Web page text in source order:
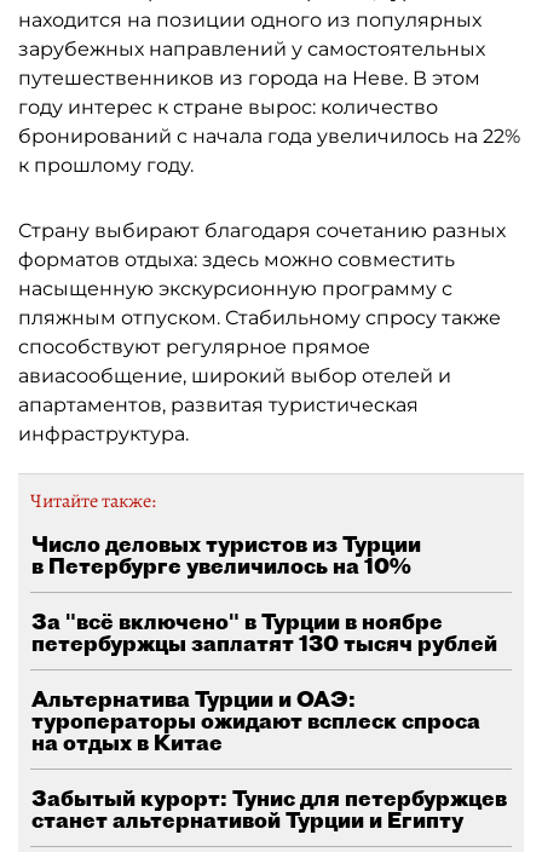
находится на позиции одного из популярных
зарубежных направлений у самостоятельных
путешественников из города на Неве. В этом
году интерес к стране вырос: количество
бронирований с начала года увеличилось на 22%
к прошлому году.
Страну выбирают благодаря сочетанию разных
форматов отдыха: здесь можно совместить
насыщенную экскурсионную программу с
пляжным отпуском. Стабильному спросу также
способствуют регулярное прямое
авиасообщение, широкий выбор отелей и
апартаментов, развитая туристическая
инфраструктура.
Читайте также:
Число деловых туристов из Турции
в Петербурге увеличилось на 10%
За "всё включено" в Турции в ноябре
петербуржцы заплатят 130 тысяч рублей
Альтернатива Турции и ОАЭ:
туроператоры ожидают всплеск спроса
на отдых в Китае
Забытый курорт: Тунис для петербуржцев
станет альтернативой Турции и Египту